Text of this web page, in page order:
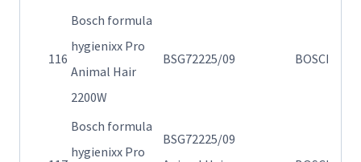
116
Bosch formula
hygienixx Pro
Animal Hair
2200W
BSG72225/09 BOSCH
Bosch formula
hygienixx Pro
BSG72225/09